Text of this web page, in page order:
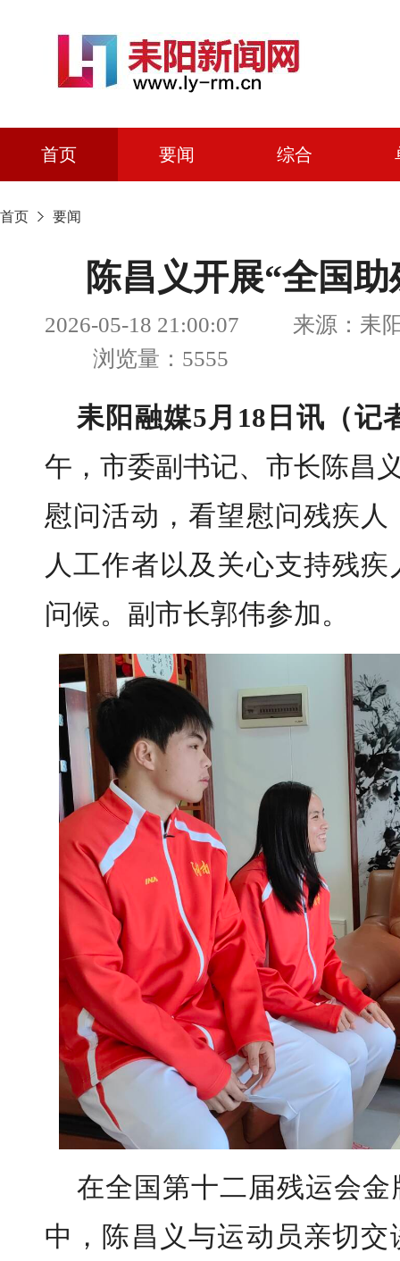
首页 要闻 综合
首页 要闻
陈昌义开展“全国
2026-05-18 21:00:07 来源：耒阳
浏览量：5555
耒阳融媒5月18日讯（记
午，市委副书记、市长陈昌
慰问活动，看望慰问残疾
人工作者以及关心支持残
问候。副市长郭伟参加。
在全国第十二届残运会
中，陈昌义与运动员亲切